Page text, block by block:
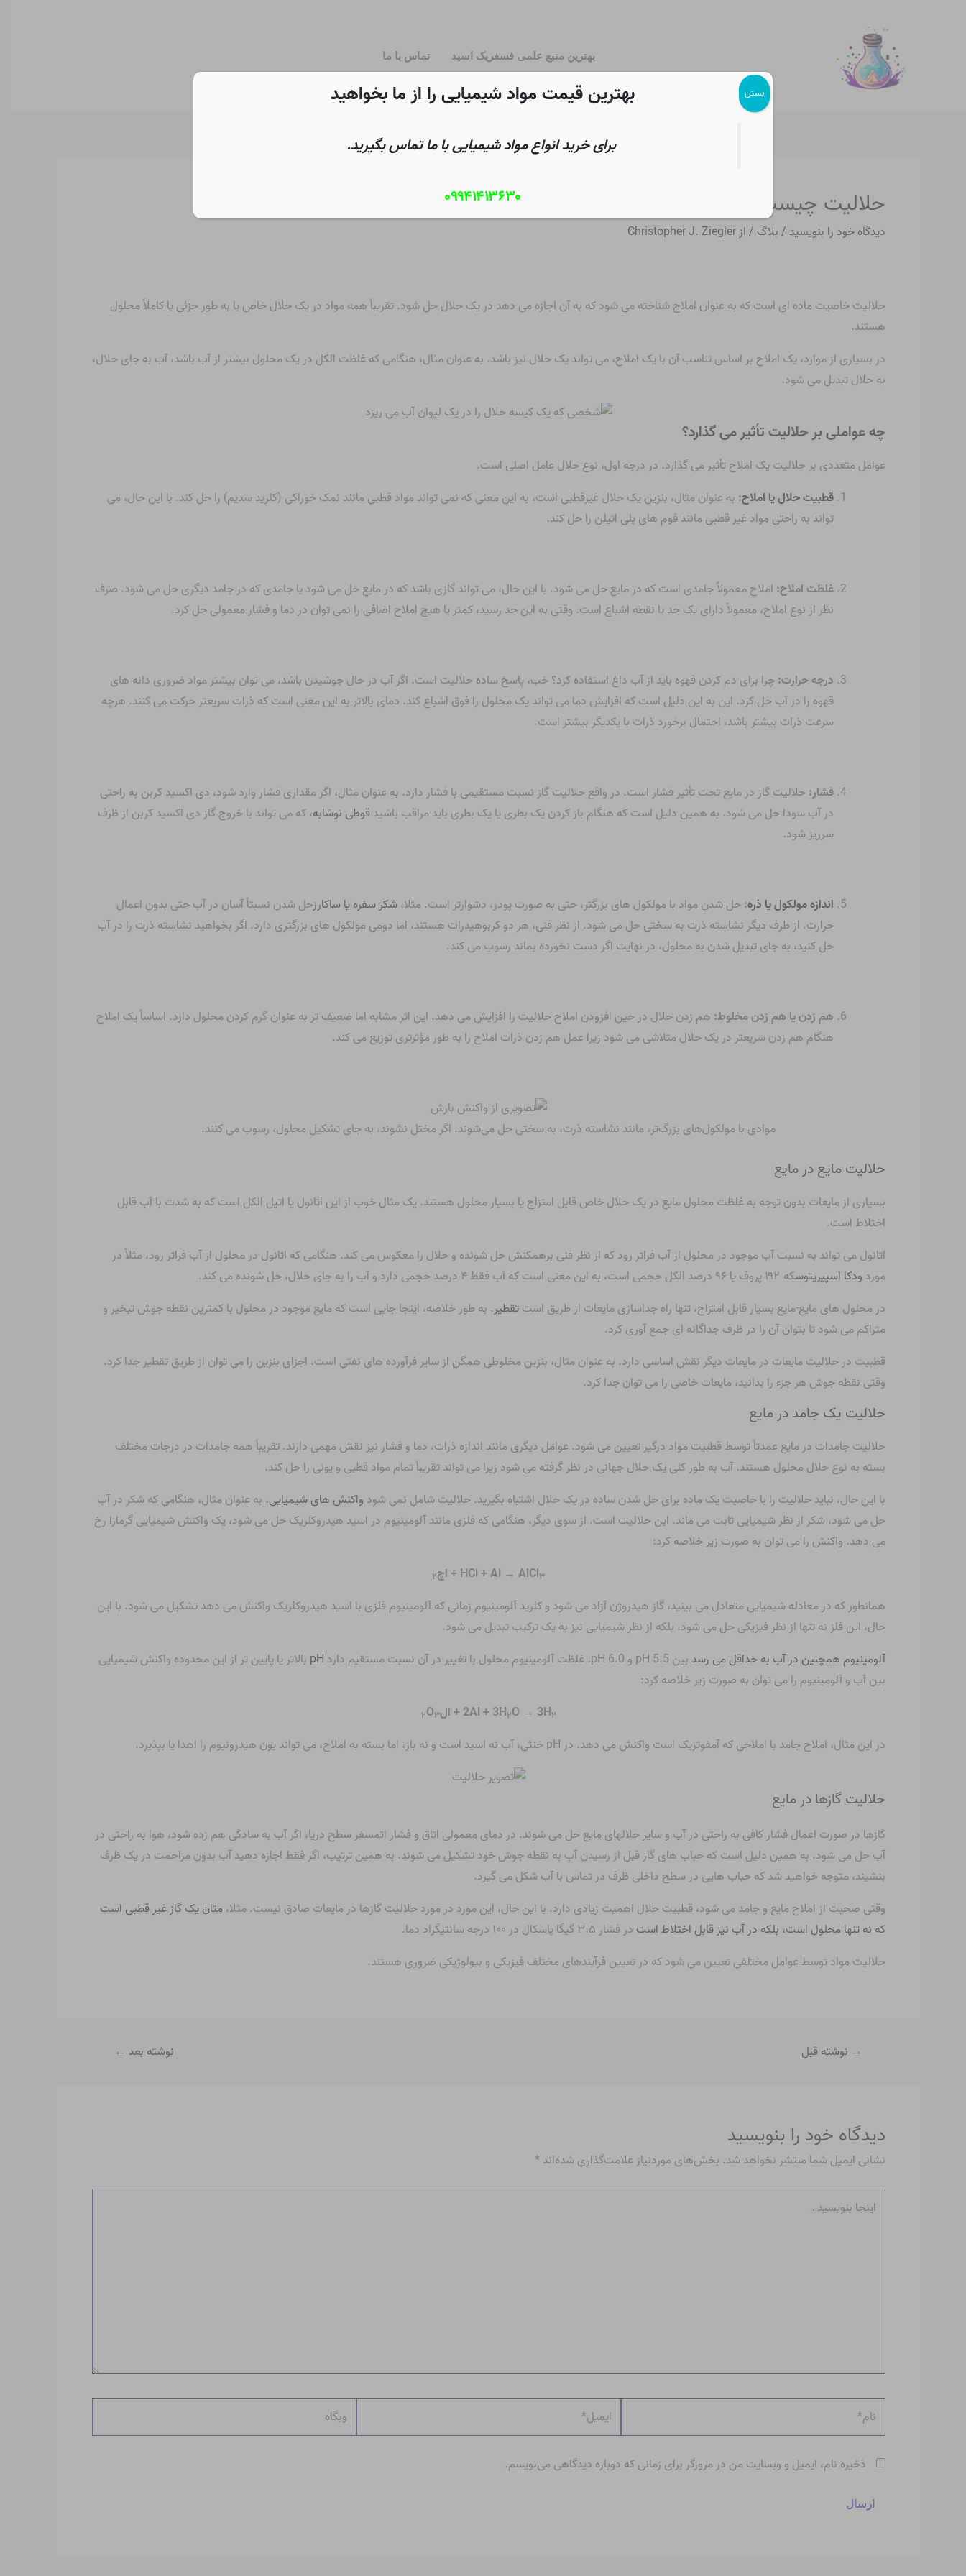
بهترین منبع علمی فسفریک اسید تماس با ما
حلالیت چیست؟
دیدگاه‌ خود را بنویسید /بلاگ / از Christopher J. Ziegler
حلالیت خاصیت ماده ای است که به عنوان املاح شناخته می شود که به آن اجازه می دهد در یک حلال حل شود. تقریباً همه مواد در یک حلال خاص یا به طور جزئی یا کاملاً محلول
هستند.
در بسیاری از موارد، یک املاح بر اساس تناسب آن با یک املاح، می تواند یک حلال نیز باشد. به عنوان مثال، هنگامی که غلظت الکل در یک محلول بیشتر از آب باشد، آب به جای حلال،
به حلال تبدیل می شود.
چه عواملی بر حلالیت تأثیر می گذارد؟
عوامل متعددی بر حلالیت یک املاح تأثیر می گذارد. در درجه اول، نوع حلال عامل اصلی است.
قطبیت حلال یا املاح: به عنوان مثال، بنزین یک حلال غیرقطبی است، به این معنی که نمی تواند مواد قطبی مانند نمک خوراکی (کلرید سدیم) را حل کند. با این حال، می
تواند به راحتی مواد غیر قطبی مانند فوم های پلی اتیلن را حل کند.
غلظت املاح: املاح معمولاً جامدی است که در مایع حل می شود. با این حال، می تواند گازی باشد که در مایع حل می شود یا جامدی که در جامد دیگری حل می شود. صرف
نظر از نوع املاح، معمولاً دارای یک حد یا نقطه اشباع است. وقتی به این حد رسید، کمتر یا هیچ املاح اضافی را نمی توان در دما و فشار معمولی حل کرد.
درجه حرارت:چرا برای دم کردن قهوه باید از آب داغ استفاده کرد؟ خب، پاسخ ساده حلالیت است. اگر آب در حال جوشیدن باشد، می توان بیشتر مواد ضروری دانه های
قهوه را در آب حل کرد. این به این دلیل است که افزایش دما می تواند یک محلول را فوق اشباع کند. دمای بالاتر به این معنی است که ذرات سریعتر حرکت می کنند. هرچه
سرعت ذرات بیشتر باشد، احتمال برخورد ذرات با یکدیگر بیشتر است.
فشار:حلالیت گاز در مایع تحت تأثیر فشار است. در واقع حلالیت گاز نسبت مستقیمی با فشار دارد. به عنوان مثال، اگر مقداری فشار وارد شود، دی اکسید کربن به راحتی
در آب سودا حل می شود. به همین دلیل است که هنگام باز کردن یک بطری یا یک بطری باید مراقب باشیدقوطی نوشابه، که می تواند با خروج گاز دی اکسید کربن از ظرف
سرریز شود.
اندازه مولکول یا ذره:حل شدن مواد با مولکول های بزرگتر، حتی به صورت پودر، دشوارتر است. مثلا،شکر سفره یا ساکارزحل شدن نسبتاً آسان در آب حتی بدون اعمال
حرارت. از طرف دیگر نشاسته ذرت به سختی حل می شود. از نظر فنی، هر دو کربوهیدرات هستند، اما دومی مولکول های بزرگتری دارد. اگر بخواهید نشاسته ذرت را در آب
حل کنید، به جای تبدیل شدن به محلول، در نهایت اگر دست نخورده بماند رسوب می کند.
هم زدن یا هم زدن مخلوط: هم زدن حلال در حین افزودن املاح حلالیت را افزایش می دهد. این اثر مشابه اما ضعیف تر به عنوان گرم کردن محلول دارد. اساساً یک املاح
هنگام هم زدن سریعتر در یک حلال متلاشی می شود زیرا عمل هم زدن ذرات املاح را به طور مؤثرتری توزیع می کند.
موادی با مولکول‌های بزرگ‌تر، مانند نشاسته ذرت، به سختی حل می‌شوند. اگر مختل نشوند، به جای تشکیل محلول، رسوب می کنند.
حلالیت مایع در مایع
بسیاری از مایعات بدون توجه به غلظت محلول مایع در یک حلال خاص قابل امتزاج یا بسیار محلول هستند. یک مثال خوب از این اتانول یا اتیل الکل است که به شدت با آب قابل
اختلاط است.
اتانول می تواند به نسبت آب موجود در محلول از آب فراتر رود که از نظر فنی برهمکنش حل شونده و حلال را معکوس می کند. هنگامی که اتانول در محلول از آب فراتر رود، مثلاً در
مورد ودکا اسپیریتوسکه ۱۹۲ پروف یا ۹۶ درصد الکل حجمی است، به این معنی است که آب فقط ۴ درصد حجمی دارد و آب را به جای حلال، حل شونده می کند.
در محلول های مایع-مایع بسیار قابل امتزاج، تنها راه جداسازی مایعات از طریق استتقطیر. به طور خلاصه، اینجا جایی است که مایع موجود در محلول با کمترین نقطه جوش تبخیر و
متراکم می شود تا بتوان آن را در ظرف جداگانه ای جمع آوری کرد.
قطبیت در حلالیت مایعات در مایعات دیگر نقش اساسی دارد. به عنوان مثال، بنزین مخلوطی همگن از سایر فرآورده های نفتی است. اجزای بنزین را می توان از طریق تقطیر جدا کرد.
وقتی نقطه جوش هر جزء را بدانید، مایعات خاصی را می توان جدا کرد.
حلالیت یک جامد در مایع
حلالیت جامدات در مایع عمدتاً توسط قطبیت مواد درگیر تعیین می شود. عوامل دیگری مانند اندازه ذرات، دما و فشار نیز نقش مهمی دارند. تقریباً همه جامدات در درجات مختلف
بسته به نوع حلال محلول هستند. آب به طور کلی یک حلال جهانی در نظر گرفته می شود زیرا می تواند تقریباً تمام مواد قطبی و یونی را حل کند.
با این حال، نباید حلالیت را با خاصیت یک ماده برای حل شدن ساده در یک حلال اشتباه بگیرید. حلالیت شامل نمی شود واکنش های شیمیایی. به عنوان مثال، هنگامی که شکر در آب
حل می شود، شکر از نظر شیمیایی ثابت می ماند. این حلالیت است. از سوی دیگر، هنگامی که فلزی مانند آلومینیوم در اسید هیدروکلریک حل می شود، یک واکنش شیمیایی گرمازا رخ
می دهد. واکنش را می توان به صورت زیر خلاصه کرد:
HCl + Al → AlCl۳ + اچ۲
همانطور که در معادله شیمیایی متعادل می بینید، گاز هیدروژن آزاد می شود و کلرید آلومینیوم زمانی که آلومینیوم فلزی با اسید هیدروکلریک واکنش می دهد تشکیل می شود. با این
حال، این فلز نه تنها از نظر فیزیکی حل می شود، بلکه از نظر شیمیایی نیز به یک ترکیب تبدیل می شود.
آلومینیوم همچنین در آب به حداقل می رسد بین pH 5.5 و pH 6.0. غلظت آلومینیوم محلول با تغییر در آن نسبت مستقیم دارد pH بالاتر یا پایین تر از این محدوده واکنش شیمیایی
بین آب و آلومینیوم را می توان به صورت زیر خلاصه کرد:
2Al + 3H۲O → 3H۲ + ال ۲O۳
در این مثال، املاح جامد با املاحی که آمفوتریک است واکنش می دهد. در pH خنثی، آب نه اسید است و نه باز، اما بسته به املاح، می تواند یون هیدرونیوم را اهدا یا بپذیرد.
حلالیت گازها در مایع
گازها در صورت اعمال فشار کافی به راحتی در آب و سایر حلالهای مایع حل می شوند. در دمای معمولی اتاق و فشار اتمسفر سطح دریا، اگر آب به سادگی هم زده شود، هوا به راحتی در
آب حل می شود. به همین دلیل است که حباب های گاز قبل از رسیدن آب به نقطه جوش خود تشکیل می شوند. به همین ترتیب، اگر فقط اجازه دهید آب بدون مزاحمت در یک ظرف
بنشیند، متوجه خواهید شد که حباب هایی در سطح داخلی ظرف در تماس با آب شکل می گیرد.
وقتی صحبت از املاح مایع و جامد می شود، قطبیت حلال اهمیت زیادی دارد. با این حال، این مورد در مورد حلالیت گازها در مایعات صادق نیست. مثلا،متان یک گاز غیر قطبی است
که نه تنها محلول است، بلکه در آب نیز قابل اختلاط است در فشار ۳.۵ گیگا پاسکال در ۱۰۰ درجه سانتیگراد دما.
حلالیت مواد توسط عوامل مختلفی تعیین می شود که در تعیین فرآیندهای مختلف فیزیکی و بیولوژیکی ضروری هستند.
نوشته
→ نوشته قبل نوشته بعد ←
دیدگاه‌ خود را بنویسید
نشانی ایمیل شما منتشر نخواهد شد. بخش‌های موردنیاز علامت‌گذاری شده‌اند *
اینجا
بنویسید…
نام* ایمیل* وبگاه
ذخیره نام، ایمیل و وبسایت من در مرورگر برای زمانی که دوباره دیدگاهی می‌نویسم.
بهترین قیمت مواد شیمیایی را از ما بخواهید
برای خرید انواع مواد شیمیایی با ما تماس بگیرید.
۰۹۹۴۱۴۱۳۶۳۰
بستن